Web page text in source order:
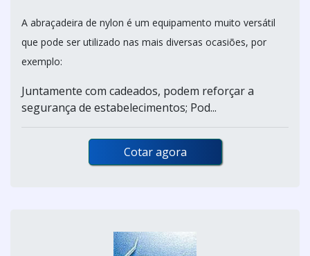
A abraçadeira de nylon é um equipamento muito versátil
que pode ser utilizado nas mais diversas ocasiões, por
exemplo:
Juntamente com cadeados, podem reforçar a
segurança de estabelecimentos; Pod...
Cotar agora